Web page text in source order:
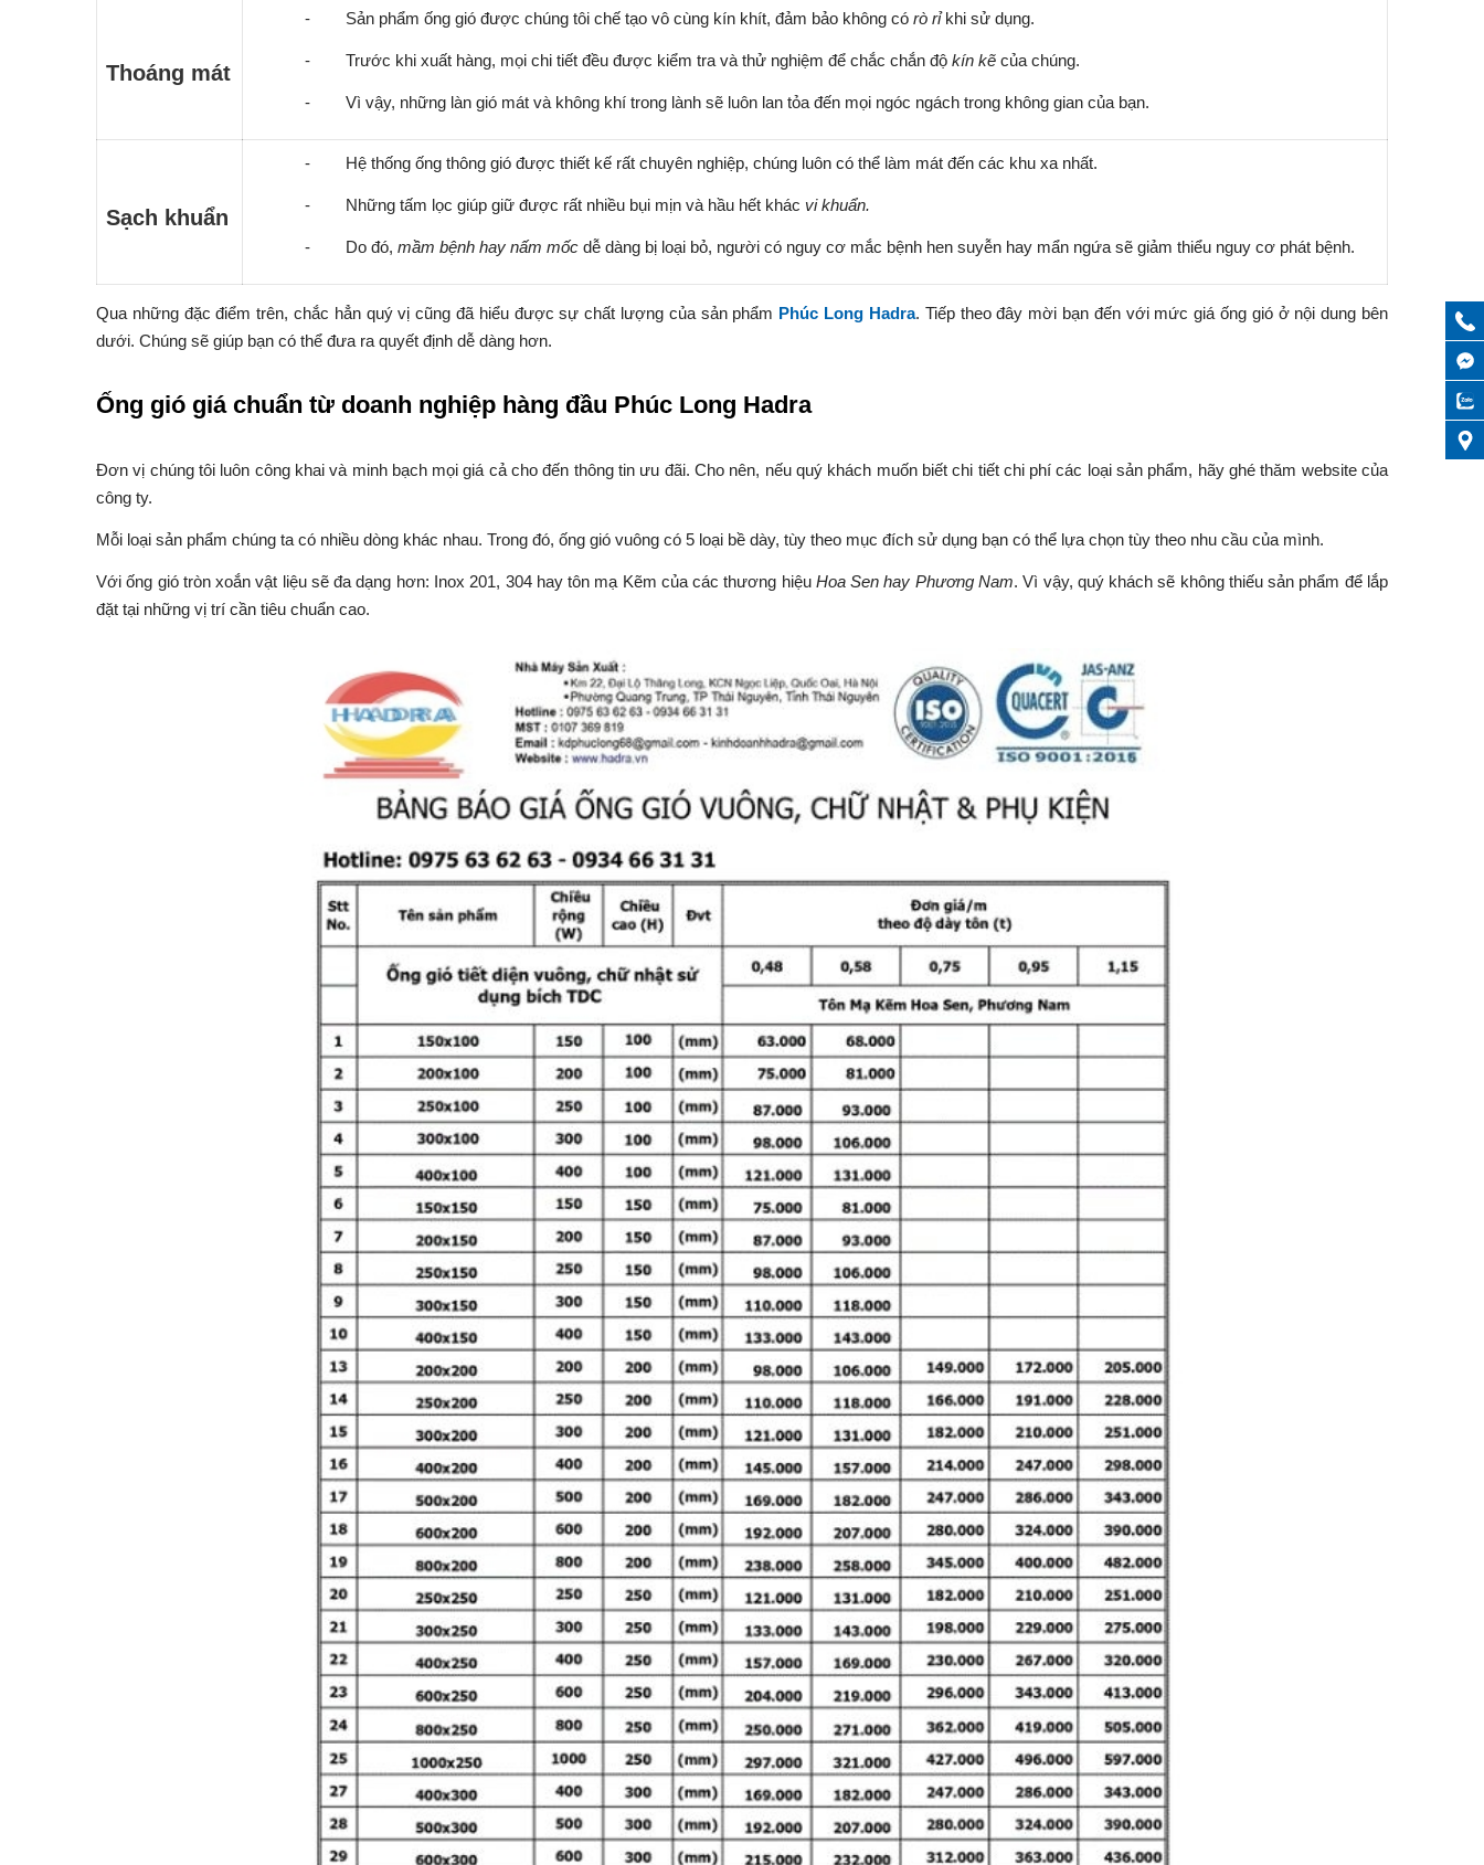
Thoáng mát
- Sản phẩm ống gió được chúng tôi chế tạo vô cùng kín khít, đảm bảo không có rò rỉkhi sử dụng.
- Trước khi xuất hàng, mọi chi tiết đều được kiểm tra và thử nghiệm để chắc chắn độ kín kẽ của chúng.
- Vì vậy, những làn gió mát và không khí trong lành sẽ luôn lan tỏa đến mọi ngóc ngách trong không gian của bạn.
Sạch khuẩn
- Hệ thống ống thông gió được thiết kế rất chuyên nghiệp, chúng luôn có thể làm mát đến các khu xa nhất.
- Những tấm lọc giúp giữ được rất nhiều bụi mịn và hầu hết khác vi khuẩn.
- Do đó, mầm bệnh hay nấm mốc dễ dàng bị loại bỏ, người có nguy cơ mắc bệnh hen suyễn hay mẩn ngứa sẽ giảm thiểu nguy cơ phát bệnh.
Qua những đặc điểm trên, chắc hẳn quý vị cũng đã hiểu được sự chất lượng của sản phẩm Phúc Long Hadra. Tiếp theo đây mời bạn đến với mức giá ống gió ở nội dung bên
dưới. Chúng sẽ giúp bạn có thể đưa ra quyết định dễ dàng hơn.
Ống gió giá chuẩn từ doanh nghiệp hàng đầu Phúc Long Hadra
Đơn vị chúng tôi luôn công khai và minh bạch mọi giá cả cho đến thông tin ưu đãi. Cho nên, nếu quý khách muốn biết chi tiết chi phí các loại sản phẩm, hãy ghé thăm website của
công ty.
Mỗi loại sản phẩm chúng ta có nhiều dòng khác nhau. Trong đó, ống gió vuông có 5 loại bề dày, tùy theo mục đích sử dụng bạn có thể lựa chọn tùy theo nhu cầu của mình.
Với ống gió tròn xoắn vật liệu sẽ đa dạng hơn: Inox 201, 304 hay tôn mạ Kẽm của các thương hiệu Hoa Sen hay Phương Nam. Vì vậy, quý khách sẽ không thiếu sản phẩm để lắp
đặt tại những vị trí cần tiêu chuẩn cao.